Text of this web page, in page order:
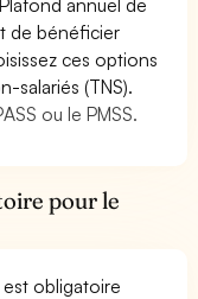
de bénéficier
ces options
salariés (TNS).
ou le PMSS.
pour le
est obligatoire